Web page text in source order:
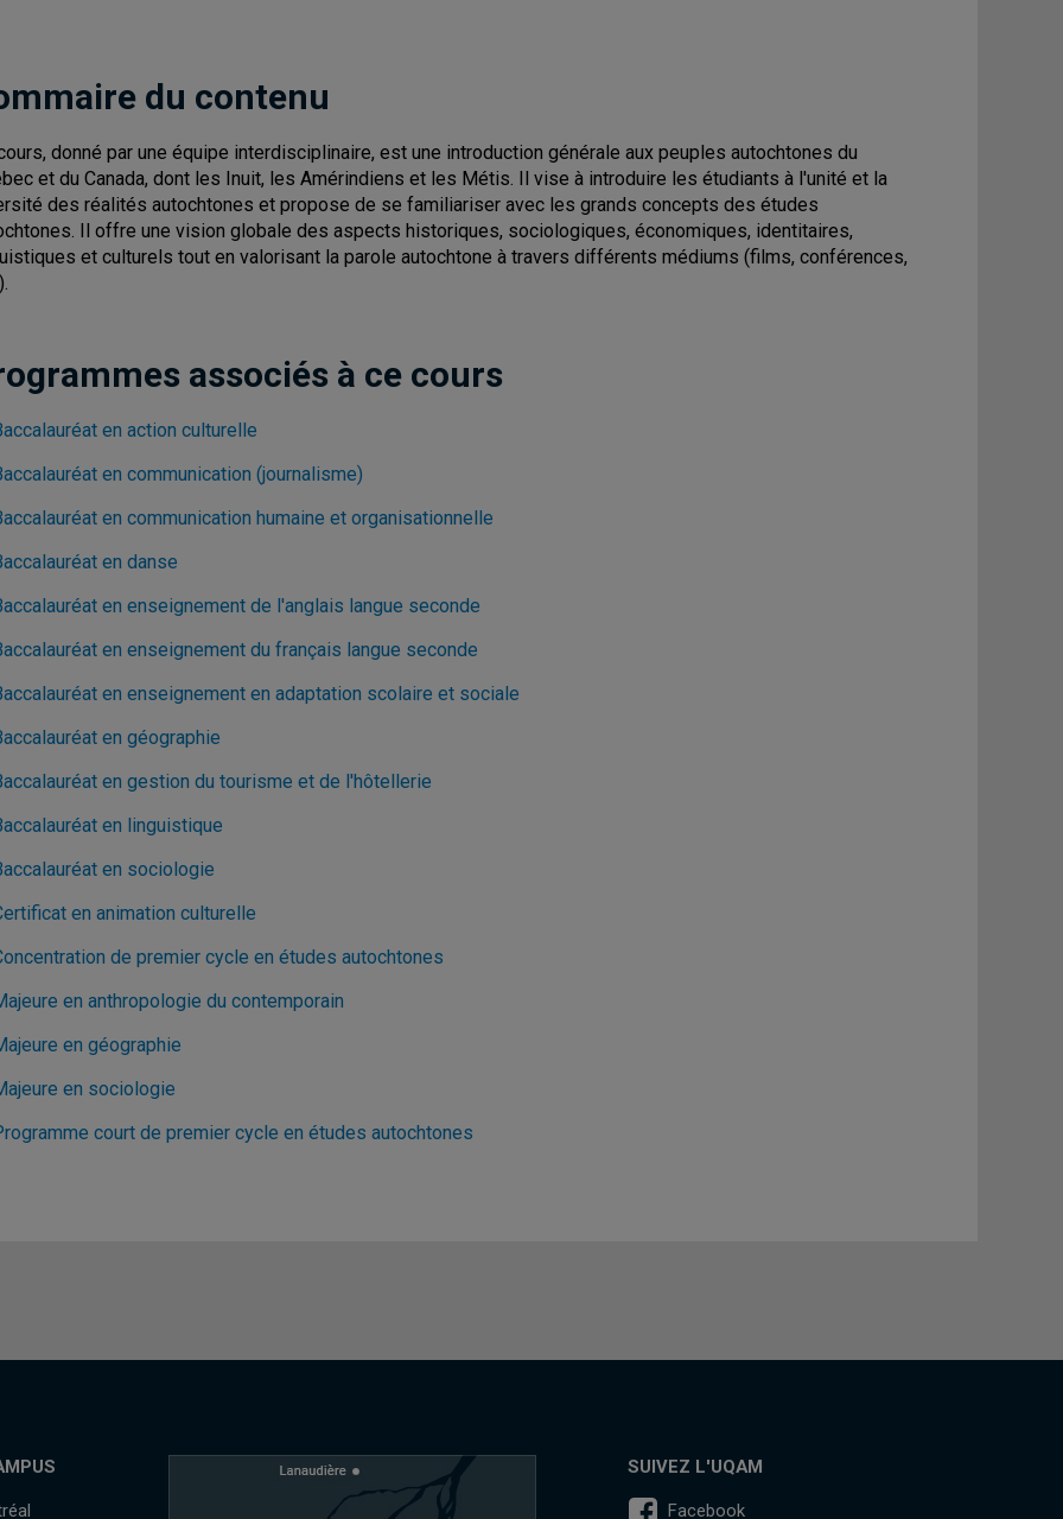
du contenu
donné par une équipe interdisciplinaire, est une introduction générale aux peuples autochtones du
et du Canada, dont les Inuit, les Amérindiens et les Métis. Il vise à introduire les étudiants à l'unité et la
des réalités autochtones et propose de se familiariser avec les grands concepts des études
Il offre une vision globale des aspects historiques, sociologiques, économiques, identitaires,
et culturels tout en valorisant la parole autochtone à travers différents médiums (films, conférences,
associés à ce cours
en action culturelle
en communication (journalisme)
en communication humaine et organisationnelle
en danse
en enseignement de l'anglais langue seconde
en enseignement du français langue seconde
en enseignement en adaptation scolaire et sociale
en géographie
en gestion du tourisme et de l'hôtellerie
en linguistique
en sociologie
en animation culturelle
de premier cycle en études autochtones
en anthropologie du contemporain
en géographie
en sociologie
court de premier cycle en études autochtones
SUIVEZ L'UQAM
Facebook